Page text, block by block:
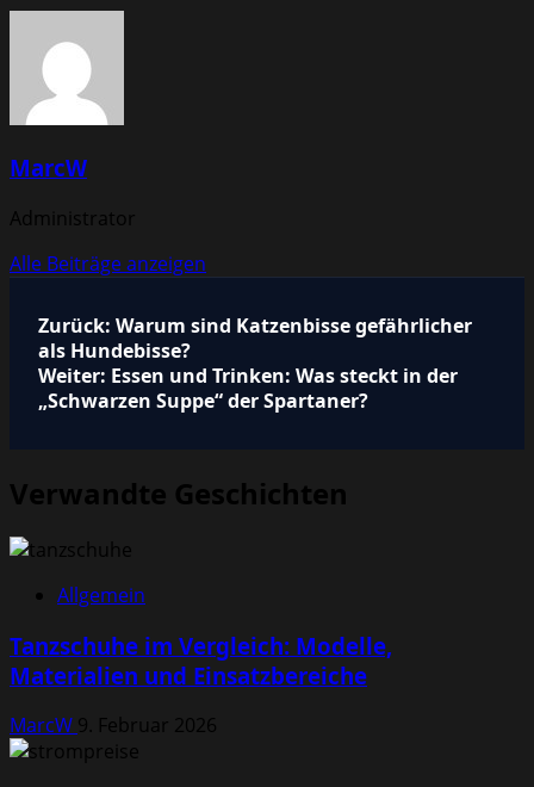
MarcW
Administrator
Alle Beiträge anzeigen
Beitragsnavigation
Zurück: Warum sind Katzenbisse gefährlicher
als Hundebisse?
Weiter: Essen und Trinken: Was steckt in der
„Schwarzen Suppe“ der Spartaner?
Verwandte Geschichten
Allgemein
Tanzschuhe im Vergleich: Modelle,
Materialien und Einsatzbereiche
MarcW 9. Februar 2026